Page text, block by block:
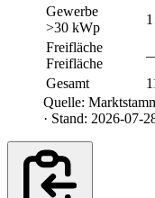
Gewerbe
>30 kWp
1
Freifläche
Freifläche
Gesamt
Quelle:
· Stand: 2026-07-